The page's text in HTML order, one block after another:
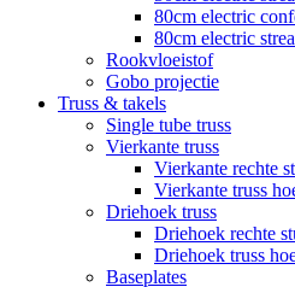
80cm electric
80cm electric
Rookvloeistof
Gobo projectie
Truss & takels
Single tube truss
Vierkante truss
Vierkante rechte
Vierkante truss
Driehoek truss
Driehoek rechte
Driehoek truss
Baseplates